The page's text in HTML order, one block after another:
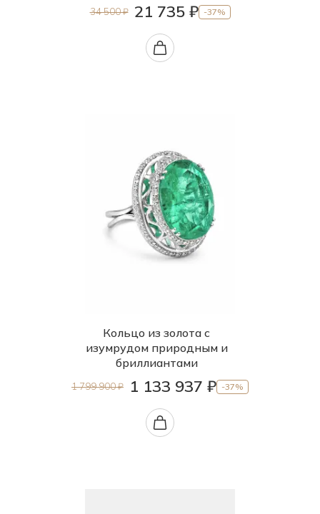
34 500 ₽ 21 735 ₽ -37%
Кольцо из золота с
изумрудом природным и
бриллиантами
1 799 900 ₽ 1 133 937 ₽ -37%